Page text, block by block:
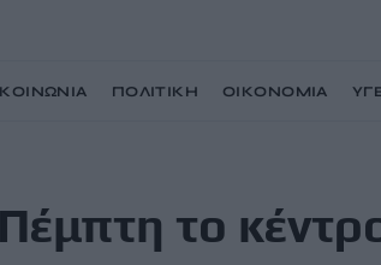
ΚΟΙΝΩΝΙΑ ΠΟΛΙΤΙΚΗ ΟΙΚΟΝΟΜΙΑ
των Χανίων
το